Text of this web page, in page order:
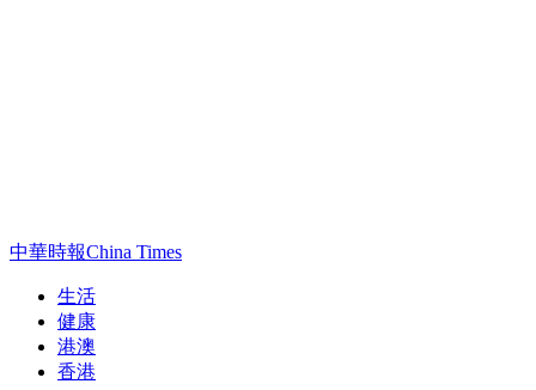
中華時報China Times
生活
健康
港澳
香港